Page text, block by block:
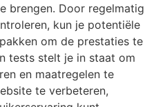
brengen. Door regelmatig
kun je potentiële
om de prestaties te
tests stelt je in staat om
en maatregelen te
te verbeteren,